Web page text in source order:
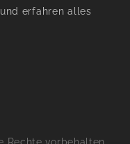
erfahren alles